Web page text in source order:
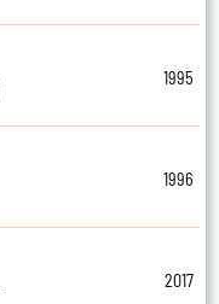
1995
1996
2017